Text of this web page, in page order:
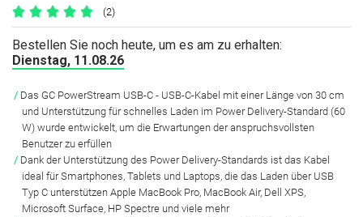
(2)
Bestellen Sie noch heute, um es am zu erhalten:
Dienstag, 11.08.26
Das GC PowerStream USB-C - USB-C-Kabel mit einer Länge von 30 cm
und Unterstützung für schnelles Laden im Power Delivery-Standard (60
W) wurde entwickelt, um die Erwartungen der anspruchsvollsten
Benutzer zu erfüllen
Dank der Unterstützung des Power Delivery-Standards ist das Kabel
ideal für Smartphones, Tablets und Laptops, die das Laden über USB
Typ C unterstützen Apple MacBook Pro, MacBook Air, Dell XPS,
Microsoft Surface, HP Spectre und viele mehr